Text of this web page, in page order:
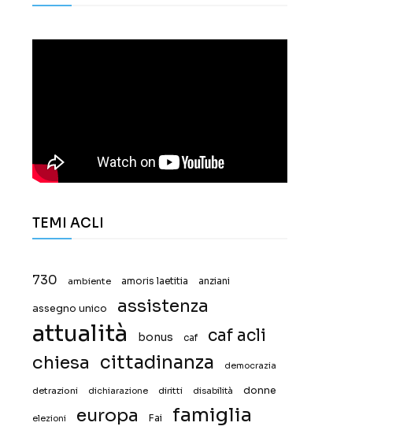
TEMI ACLI
730 ambiente amoris laetitia anziani
assegno unico assistenza
attualità bonus caf caf acli
chiesa cittadinanza democrazia
detrazioni dichiarazione diritti disabilità donne
elezioni europa Fai famiglia